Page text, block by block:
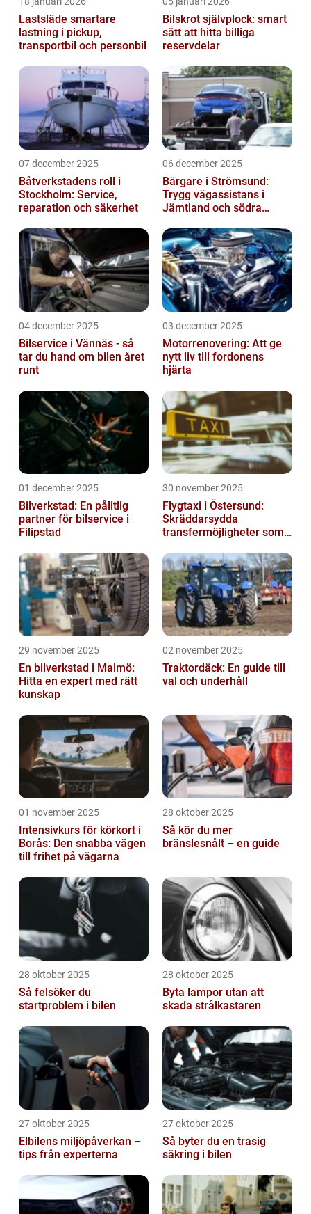
Lastsläde smartare
lastning i pickup,
transportbil och personbil
Bilskrot självplock: smart
sätt att hitta billiga
reservdelar
07 december 2025
Båtverkstadens roll i
Stockholm: Service,
reparation och säkerhet
06 december 2025
Bärgare i Strömsund:
Trygg vägassistans i
Jämtland och södra
04 december 2025
Bilservice i Vännäs - så
tar du hand om bilen året
runt
03 december 2025
Motorrenovering: Att ge
nytt liv till fordonens
hjärta
01 december 2025
Bilverkstad: En pålitlig
partner för bilservice i
Filipstad
30 november 2025
Flygtaxi i Östersund:
Skräddarsydda
transfermöjligheter som
29 november 2025
En bilverkstad i Malmö:
Hitta en expert med rätt
kunskap
02 november 2025
Traktordäck: En guide till
val och underhåll
01 november 2025
Intensivkurs för körkort i
Borås: Den snabba vägen
till frihet på vägarna
28 oktober 2025
Så kör du mer
bränslesnålt – en guide
28 oktober 2025
Så felsöker du
startproblem i bilen
28 oktober 2025
Byta lampor utan att
skada strålkastaren
27 oktober 2025
Elbilens miljöpåverkan –
tips från experterna
27 oktober 2025
Så byter du en trasig
säkring i bilen